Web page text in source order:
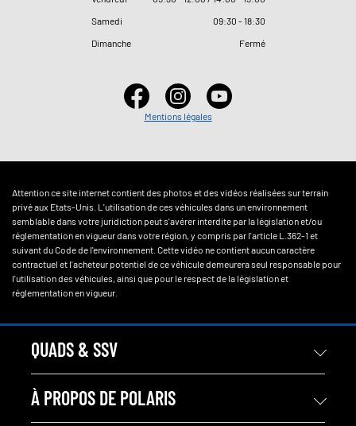
Samedi
09:30 - 18:30
Dimanche
Fermé
Mentions légales
Attention ce site internet contient des photos et des vidéos réalisées sur terrain
privé aux Etats-Unis. L'utilisation de ces véhicules dans un environnement
semblable dans votre juridiction peut s'avérer interdite par la législation et/ou
réglementation en vigueur dans votre région, y compris par l'article L.362-1 et
suivant du Code de l'environnement. Cette vidéo ne contient aucun caractère
contractuel et l'acheteur potentiel de ce véhicule demeurera seul responsable pour
l'utilisation des véhicules, ainsi que pour le respect de la législation et
réglementation en vigueur.
QUADS & SSV
À PROPOS DE POLARIS